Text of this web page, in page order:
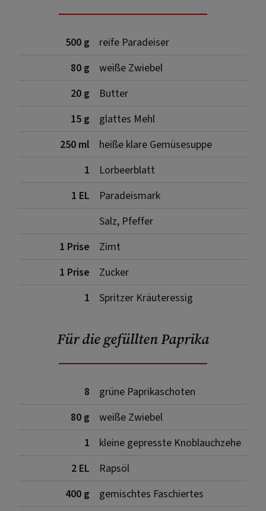
500 g
reife Paradeiser
80 g
weiße Zwiebel
20 g
Butter
15 g
glattes Mehl
250 ml
heiße klare Gemüsesuppe
1
Lorbeerblatt
1 EL
Paradeismark
Salz, Pfeffer
1 Prise
Zimt
1 Prise
Zucker
1
Spritzer Kräuteressig
Für die gefüllten Paprika
8
grüne Paprikaschoten
80 g
weiße Zwiebel
1
kleine gepresste Knoblauchzehe
2 EL
Rapsöl
400 g
gemischtes Faschiertes